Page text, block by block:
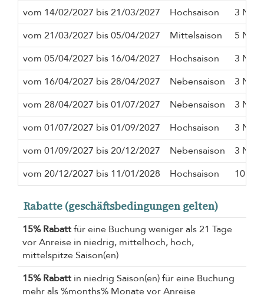
vom 14/02/2027 bis 21/03/2027
Hochsaison
3
vom 21/03/2027 bis 05/04/2027
Mittelsaison
5
vom 05/04/2027 bis 16/04/2027
Hochsaison
3
vom 16/04/2027 bis 28/04/2027
Nebensaison
3
vom 28/04/2027 bis 01/07/2027
Nebensaison
3
vom 01/07/2027 bis 01/09/2027
Hochsaison
3
vom 01/09/2027 bis 20/12/2027
Nebensaison
3
vom 20/12/2027 bis 11/01/2028
Hochsaison 10
Rabatte (geschäftsbedingungen gelten)
15% Rabattfür eine Buchung weniger als 21 Tage
vor Anreise in niedrig, mittelhoch, hoch,
mittelspitze Saison(en)
15% Rabatt in niedrig Saison(en) für eine Buchung
mehr als %months% Monate vor Anreise